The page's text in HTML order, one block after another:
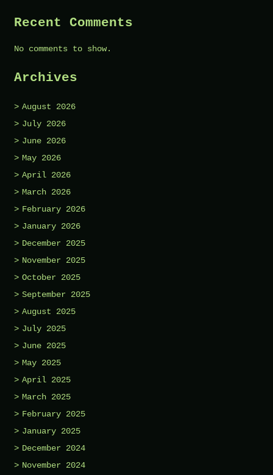
Recent Comments
No comments to show.
Archives
August 2026
July 2026
June 2026
May 2026
April 2026
March 2026
February 2026
January 2026
December 2025
November 2025
October 2025
September 2025
August 2025
July 2025
June 2025
May 2025
April 2025
March 2025
February 2025
January 2025
December 2024
November 2024